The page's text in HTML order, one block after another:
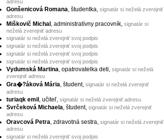
adresu
Gonšenicová Romana, študentka, signatár si neželá zverejniť
adresu
Miškovič Michal , administratívny pracovník, signatár si
neželá zverejniť adresu
signatár si neželá zverejniť svoj podpis
signatár si neželá zverejniť svoj podpis
signatár si neželá zverejniť svoj podpis
signatár si neželá zverejniť svoj podpis
Vydumská Martina , opatrovatelka deti, signatár si neželá
zverejniť adresu
Gra�?áková Mária, študent, signatár si neželá zverejniť
adresu
turiaqk emil , učiteľ, signatár si neželá zverejniť adresu
Svrčeková Michaela, študent, signatár si neželá zverejniť
adresu
Oravcová Petra , zdravotná sestra, signatár si neželá zverejniť
adresu
signatár si neželá zverejniť svoj podpis